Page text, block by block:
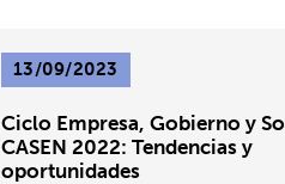
13/09/2023
Ciclo Empresa, Gobierno y
CASEN 2022: Tendencias y
oportunidades